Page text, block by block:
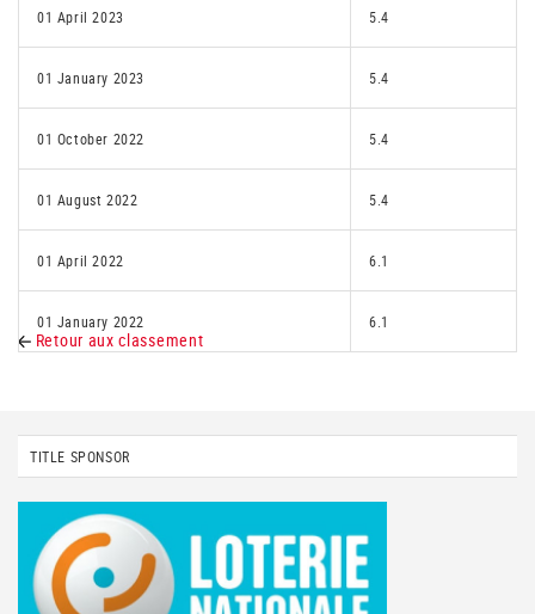
01 April 2023 5.4
01 January 2023 5.4
01 October 2022 5.4
01 August 2022 5.4
01 April 2022 6.1
01 January 2022 6.1
Retour aux classement
TITLE SPONSOR